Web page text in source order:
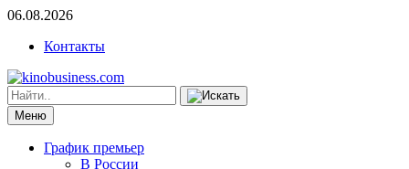
06.08.2026
Контакты
Меню
График премьер
В России